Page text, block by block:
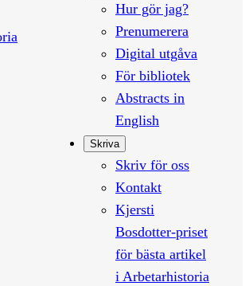
Hur gör jag?
Prenumerera
Digital utgåva
För bibliotek
Abstracts in
English
Skriva
Skriv för oss
Kontakt
Kjersti
Bosdotter-priset
för bästa artikel
i Arbetarhistoria